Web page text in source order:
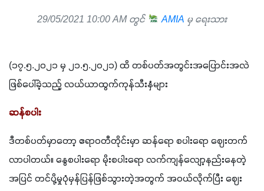
29/05/2021 10:00 AM တွင် AMIA မှ ရေးသား
(၁၇.၅.၂၀၂၁ မှ ၂၁.၅.၂၀၂၁) ထိ တစ်ပတ်အတွင်းအပြောင်းအလဲ
ဖြစ်ပေါ်ခဲ့သည့် လယ်ယာထွက်ကုန်သီးနှံများ
ဆန်စပါး
ဒီတစ်ပတ်မှာတော့ ဧရာဝတီတိုင်းမှာ ဆန်ရော စပါးရော ဈေးတက်
လာပါတယ်။ နွေစပါးရော မိုးစပါးရော လက်ကျန်လျော့နည်းနေတဲ့
အပြင် တင်ပို့မှုပုံမှန်ပြန်ဖြစ်သွားတဲ့အတွက် အဝယ်လိုက်ပြီး ဈေး